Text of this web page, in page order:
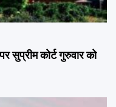
सुप्रीम कोर्ट गुरुवार को